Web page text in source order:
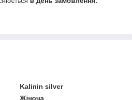
Kalinin silver
Жіноча